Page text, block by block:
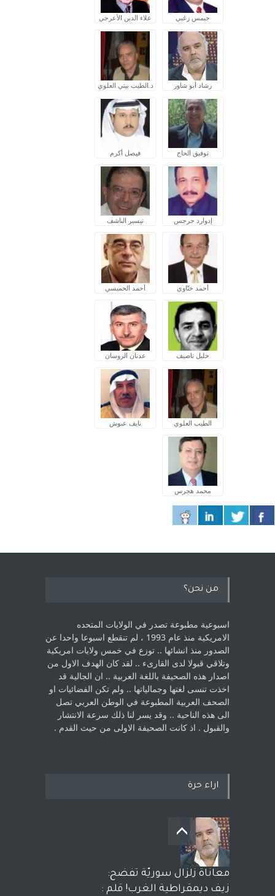
جيمس زغبي علاء الدين الأعرجي
رشاد أبو شاور د.الطيب بيتي العلوي
توفيق الحاج فيصل أكرم
إدوارد جرجس تيسير الناشف
أحمد ختّاوي أحمد الخميسي
خليل ناصيف عدنان الروسان
الطيب العلوي نايف عبوش
محمد هجرس
من نحن؟
اسبوعية مطبوعة تصدر في الولايات المتحده
الامريكية منذ عام 1993 ، لم ‏تنقطع اسبوعا واحدا عن
الصدور منذ انشائها .. توزع في خمس ولايات امريكية
‏وتلاقي قبولا لدى القارىء ..‏ لقد كان الهدف الاول من
اصدار هذه الصحيفة باللغة العربية .. ان الجالية قد
اخذت ‏تنسى لغتها وجمالياتها .. ولم تكن الفضائيات او
الصحف العربية المطبوعة في الوطن ‏العربي تصل
الى هذه الناحية .. وقد يسر لنا ذلك سرعة الانتشار
والقبول . اذ كانت ‏الصحيفة الاولى من حيث القدم . ‏
اراء حرة
معاناة زلزال سوريّة تفضح:
زيف ديمقراطية الغرب! قلم :